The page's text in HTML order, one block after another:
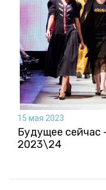
15 мая 2023
Будущее сейчас
2023\24